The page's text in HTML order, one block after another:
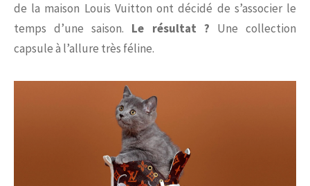
de la maison Louis Vuitton ont décidé de s’associer le
temps d’une saison. Le résultat ? Une collection
capsule à l’allure très féline.